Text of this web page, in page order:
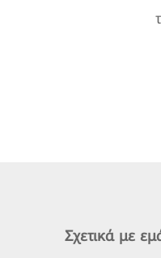
Σχετικά με